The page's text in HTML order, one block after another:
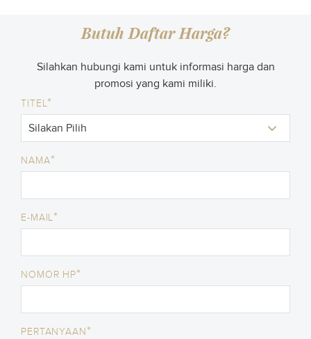
Butuh Daftar Harga?
Silahkan hubungi kami untuk informasi harga dan
promosi yang kami miliki.
TITEL*
NAMA*
E-MAIL*
NOMOR HP*
PERTANYAAN*